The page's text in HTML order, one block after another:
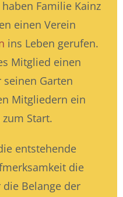
Familie Kainz
einen Verein
ins Leben gerufen.
Mitglied einen
Garten
Mitgliedern ein
Start.
entstehende
die
Belange der